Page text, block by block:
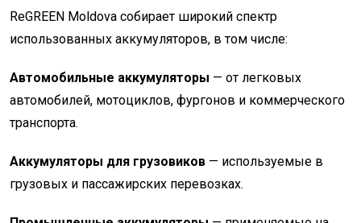
ReGREEN Moldova собирает широкий спектр
использованных аккумуляторов, в том числе:
Автомобильные аккумуляторы — от легковых
автомобилей, мотоциклов, фургонов и коммерческого
транспорта.
Аккумуляторы для грузовиков — используемые в
грузовых и пассажирских перевозках.